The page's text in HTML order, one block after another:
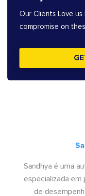
Our Clients Love
compromise on
Sandhya é uma
especializada em
de